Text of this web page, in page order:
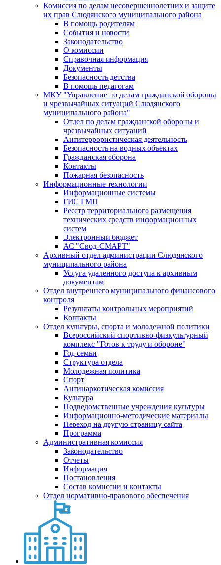
Комиссия по делам несовершеннолетних и защите
их прав Слюдянского муниципального района
В помощь родителям
События и новости
Законодательство
О комиссии
Справочная информация
Документы
Безопасность детства
В помощь педагогам
МКУ "Управление по делам гражданской обороны
и чрезвычайных ситуаций Слюдянского
муниципального района"
Отдел по делам гражданской обороны и
чрезвычайных ситуаций
Антитеррористическая деятельность
Безопасность на водных объектах
Гражданская оборона
Контакты
Пожарная безопасность
Информационные технологии
Информационные системы
ГИС ГМП
Реестр территориального размещения
технических средств информационных
систем
Электронный бюджет
АС "Свод-СМАРТ"
Архивный отдел администрации Слюдянского
муниципального района
Услуга удаленного доступа к архивным
документам
Отдел внутреннего муниципального финансового
контроля
Результаты контрольных мероприятий
Контакты
Отдел культуры, спорта и молодежной политики
Всероссийский спортивно-физкультурный
комплекс "Готов к труду и обороне"
Год семьи
Структура отдела
Молодежная политика
Спорт
Антинаркотическая комиссия
Культура
Подведомственные учреждения культуры
Информационно-методические материалы
Переход на другую страницу сайта
Программа
Административная комиссия
Законодательство
Отчеты
Информация
Постановления
Состав комиссии и контакты
Отдел нормативно-правового обеспечения